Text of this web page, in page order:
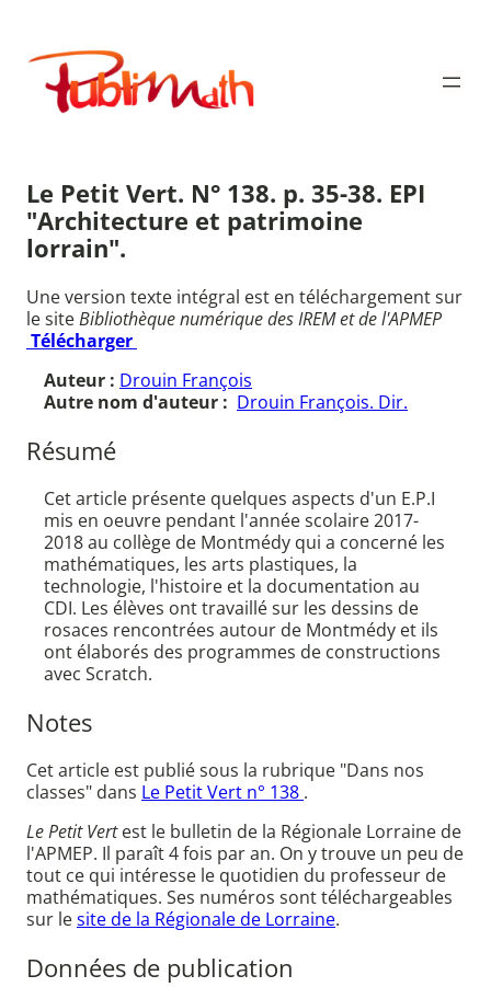
contenu
Publimath
Le Petit Vert. N° 138. p. 35-38. EPI
"Architecture et patrimoine
lorrain".
Une version texte intégral est en téléchargement sur
le siteBibliothèque numérique des IREM et de l'APMEP
Télécharger
Auteur : Drouin François
Autre nom d'auteur : Drouin François. Dir.
Résumé
Cet article présente quelques aspects d'un E.P.I
mis en oeuvre pendant l'année scolaire 2017-
2018 au collège de Montmédy qui a concerné les
mathématiques, les arts plastiques, la
technologie, l'histoire et la documentation au
CDI. Les élèves ont travaillé sur les dessins de
rosaces rencontrées autour de Montmédy et ils
ont élaborés des programmes de constructions
avec Scratch.
Notes
Cet article est publié sous la rubrique "Dans nos
classes" dans Le Petit Vert n° 138 .
Le Petit Vertest le bulletin de la Régionale Lorraine de
l'APMEP. Il paraît 4 fois par an. On y trouve un peu de
tout ce qui intéresse le quotidien du professeur de
mathématiques. Ses numéros sont téléchargeables
sur lesite de la Régionale de Lorraine.
Données de publication